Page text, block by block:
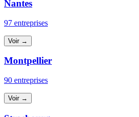
Nantes
97 entreprises
Voir →
Montpellier
90 entreprises
Voir →